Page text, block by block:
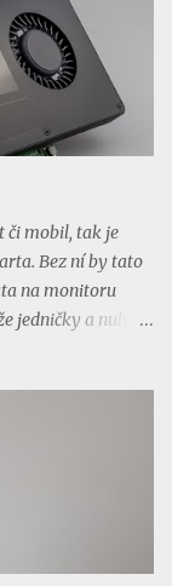
svůj rychlostní
doba nadzvukové
byl v komerčním
cestování bylo
2000. Let
paliv, což
či mobil, tak je
Bez ní by tato
na monitoru
jedničky a nuly
pouze v
co v dalších
Významný byl v